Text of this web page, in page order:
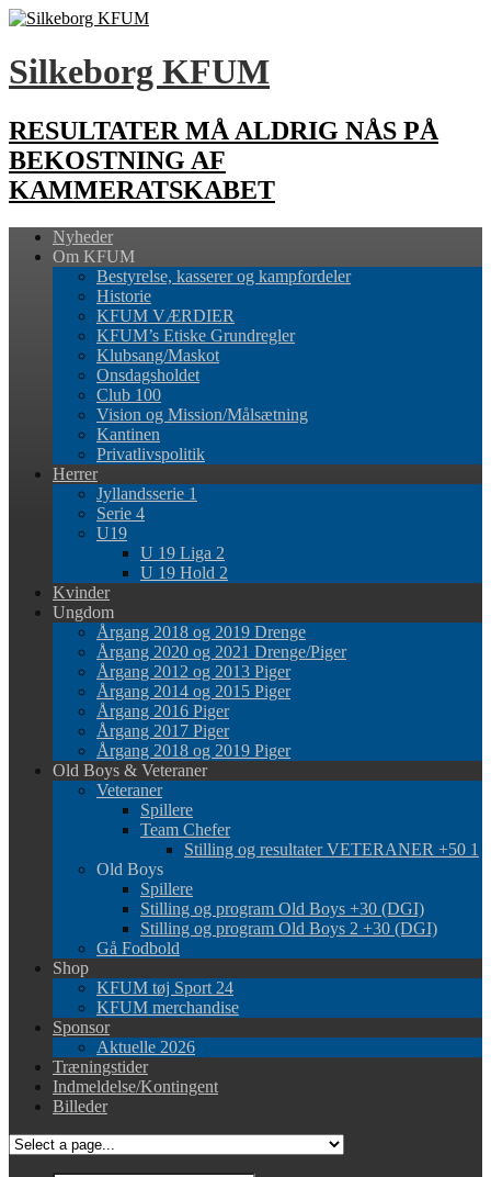
Silkeborg KFUM
RESULTATER MÅ ALDRIG NÅS PÅ
BEKOSTNING AF
KAMMERATSKABET
Nyheder
Om KFUM
Bestyrelse, kasserer og kampfordeler
Historie
KFUM VÆRDIER
KFUM’s Etiske Grundregler
Klubsang/Maskot
Onsdagsholdet
Club 100
Vision og Mission/Målsætning
Kantinen
Privatlivspolitik
Herrer
Jyllandsserie 1
Serie 4
U19
U 19 Liga 2
U 19 Hold 2
Kvinder
Ungdom
Årgang 2018 og 2019 Drenge
Årgang 2020 og 2021 Drenge/Piger
Årgang 2012 og 2013 Piger
Årgang 2014 og 2015 Piger
Årgang 2016 Piger
Årgang 2017 Piger
Årgang 2018 og 2019 Piger
Old Boys & Veteraner
Veteraner
Spillere
Team Chefer
Stilling og resultater VETERANER +50 1
Old Boys
Spillere
Stilling og program Old Boys +30 (DGI)
Stilling og program Old Boys 2 +30 (DGI)
Gå Fodbold
Shop
KFUM tøj Sport 24
KFUM merchandise
Sponsor
Aktuelle 2026
Træningstider
Indmeldelse/Kontingent
Billeder